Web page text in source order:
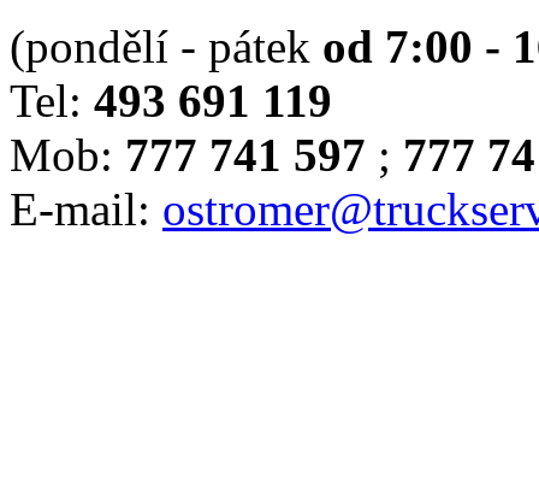
(pondělí - pátek od 7:00 -
Tel: 493 691 119
Mob: 777 741 597 ; 777
E-mail: